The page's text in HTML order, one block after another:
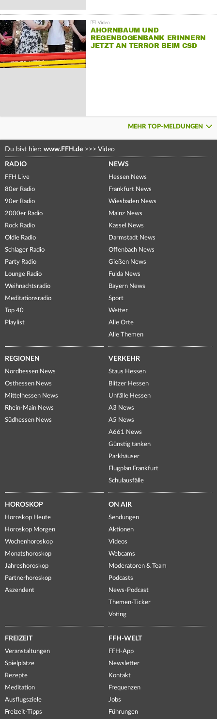
AHORNBAUM UND
REGENBOGENBANK ERINNERN
JETZT AN TERROR BEIM CSD
MEHR TOP-MELDUNGEN
Du bist hier: www.FFH.de >>> Video
RADIO
FFH Live
80er Radio
90er Radio
2000er Radio
Rock Radio
Oldie Radio
Schlager Radio
Party Radio
Lounge Radio
Weihnachtsradio
Meditationsradio
Top 40
Playlist
NEWS
Hessen News
Frankfurt News
Wiesbaden News
Mainz News
Kassel News
Darmstadt News
Offenbach News
Gießen News
Fulda News
Bayern News
Sport
Wetter
Alle Orte
Alle Themen
REGIONEN
Nordhessen News
Osthessen News
Mittelhessen News
Rhein-Main News
Südhessen News
VERKEHR
Staus Hessen
Blitzer Hessen
Unfälle Hessen
A3 News
A5 News
A661 News
Günstig tanken
Parkhäuser
Flugplan Frankfurt
Schulausfälle
HOROSKOP
Horoskop Heute
Horoskop Morgen
Wochenhoroskop
Monatshoroskop
Jahreshoroskop
Partnerhoroskop
Aszendent
ON AIR
Sendungen
Aktionen
Videos
Webcams
Moderatoren & Team
Podcasts
News-Podcast
Themen-Ticker
Voting
FREIZEIT
Veranstaltungen
Spielplätze
Rezepte
Meditation
Ausflugsziele
Freizeit-Tipps
FFH-WELT
FFH-App
Newsletter
Kontakt
Frequenzen
Jobs
Führungen